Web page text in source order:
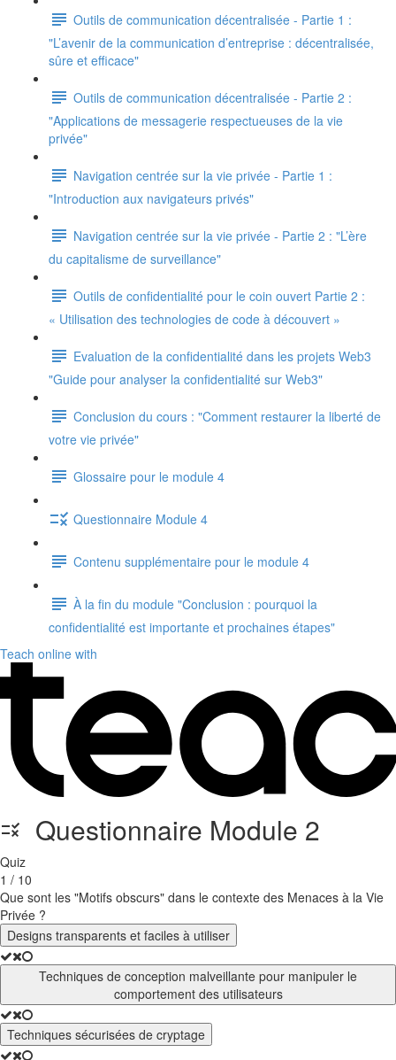
Outils de communication décentralisée - Partie 1 :
"L’avenir de la communication d’entreprise : décentralisée,
sûre et efficace"
Outils de communication décentralisée - Partie 2 :
"Applications de messagerie respectueuses de la vie
privée"
Navigation centrée sur la vie privée - Partie 1 :
"Introduction aux navigateurs privés"
Navigation centrée sur la vie privée - Partie 2 : "L’ère
du capitalisme de surveillance"
Outils de confidentialité pour le coin ouvert Partie 2 :
« Utilisation des technologies de code à découvert »
Evaluation de la confidentialité dans les projets Web3
"Guide pour analyser la confidentialité sur Web3"
Conclusion du cours : "Comment restaurer la liberté de
votre vie privée"
Glossaire pour le module 4
Questionnaire Module 4
Contenu supplémentaire pour le module 4
À la fin du module "Conclusion : pourquoi la
confidentialité est importante et prochaines étapes"
Teach online with
Questionnaire Module 2
Quiz
1 / 10
Que sont les "Motifs obscurs" dans le contexte des Menaces à la Vie
Privée ?
Designs transparents et faciles à utiliser
Techniques de conception malveillante pour manipuler le
comportement des utilisateurs
Techniques sécurisées de cryptage